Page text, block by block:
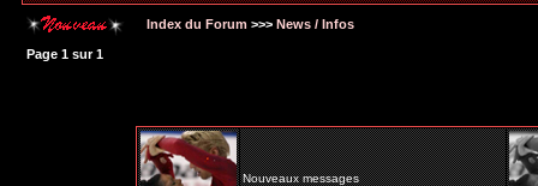
Index du Forum >>> News / Infos
Page 1 sur1
Nouveaux messages